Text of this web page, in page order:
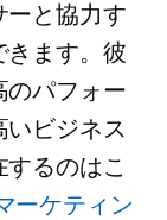
ーと協力す
きます。彼
のパフォー
ビジネス
るのはこ
ーケティン